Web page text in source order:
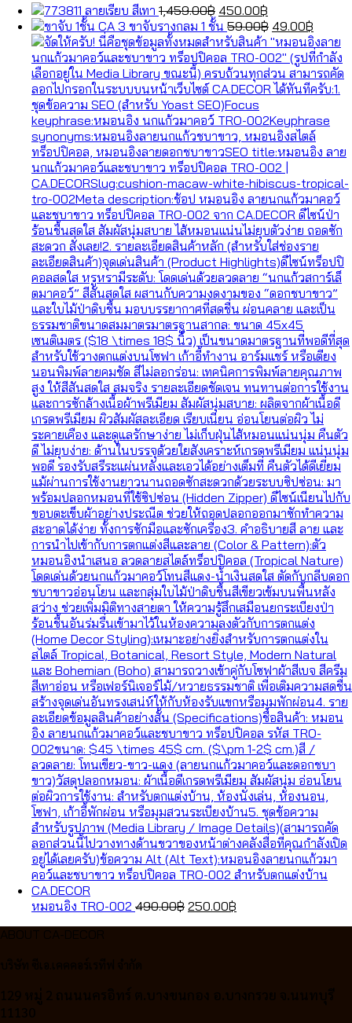
ลายเรียบ สีเทา 1,459.00฿ Original
price
was:
1,459.00฿.
450.00฿
price
is:
450.00฿.
ขาจับรางกลม 1 ชั้น 59.00฿ Original
price
was:
59.00฿.
49.00฿
price
is:
49.00
หมอนอิง TRO-002 490.00฿ Original
250.00฿